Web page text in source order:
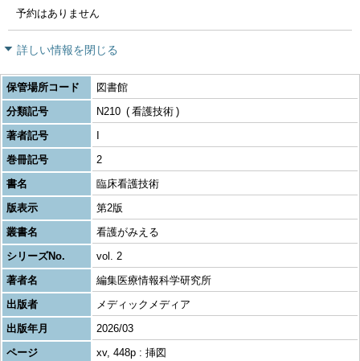
予約はありません
詳しい情報を閉じる
保管場所コード
図書館
分類記号
N210
看護技術
著者記号
巻冊記号
2
書名
臨床看護技術
版表示
第2版
叢書名
看護がみえる
シリーズNo.
vol. 2
著者名
編集医療情報科学研究所
出版者
メディックメディア
出版年月
2026/03
ページ
xv, 448p : 挿図